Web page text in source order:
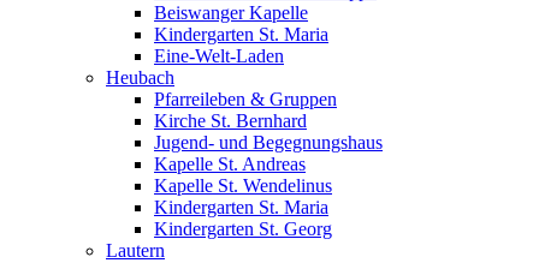
Beiswanger Kapelle
Kindergarten St. Maria
Eine-Welt-Laden
Heubach
Pfarreileben & Gruppen
Kirche St. Bernhard
Jugend- und Begegnungshaus
Kapelle St. Andreas
Kapelle St. Wendelinus
Kindergarten St. Maria
Kindergarten St. Georg
Lautern